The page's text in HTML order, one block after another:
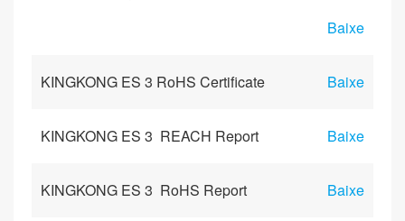
Baixe
KINGKONG ES 3 RoHS Certificate Baixe
KINGKONG ES 3 REACH Report Baixe
KINGKONG ES 3 RoHS Report Baixe